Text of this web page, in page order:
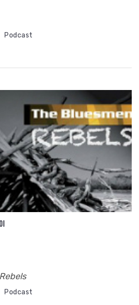
Podcast
Rebels
Podcast